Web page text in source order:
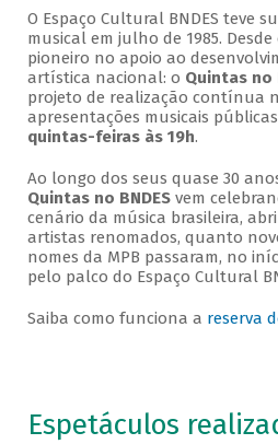
O Espaço Cultural BNDES teve
musical em julho de 1985.
pioneiro no apoio ao
artística nacional: o Quintas no
projeto de realização contínua
apresentações musicais
quintas-feiras às 19h.
Ao longo dos seus quase 30
Quintas no BNDESvem
cenário da música brasileira,
artistas renomados, quanto
nomes da MPB passaram, no
pelo palco do Espaço Cultural
Saiba como funciona a reserva
Espetáculos